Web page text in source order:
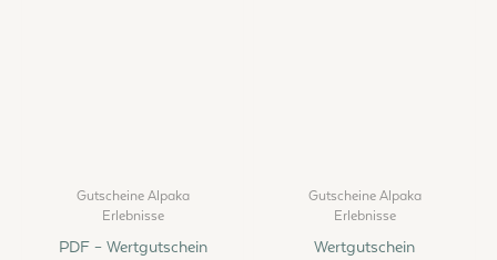
Gutscheine Alpaka
Erlebnisse
PDF – Wertgutschein
Gutscheine Alpaka
Erlebnisse
Wertgutschein